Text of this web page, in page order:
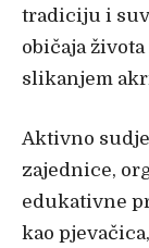
tradiciju i
običaja
slikanjem
Aktivno
zajednice,
edukativne
kao